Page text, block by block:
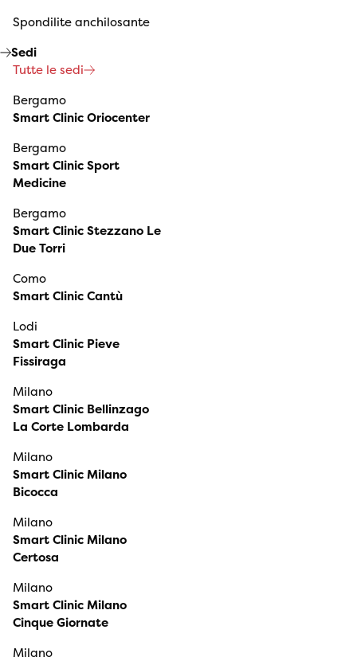
Spondilite anchilosante
Sedi
Tutte le sedi
Bergamo
Smart Clinic Oriocenter
Bergamo
Smart Clinic Sport
Medicine
Bergamo
Smart Clinic Stezzano Le
Due Torri
Como
Smart Clinic Cantù
Lodi
Smart Clinic Pieve
Fissiraga
Milano
Smart Clinic Bellinzago
La Corte Lombarda
Milano
Smart Clinic Milano
Bicocca
Milano
Smart Clinic Milano
Certosa
Milano
Smart Clinic Milano
Cinque Giornate
Milano